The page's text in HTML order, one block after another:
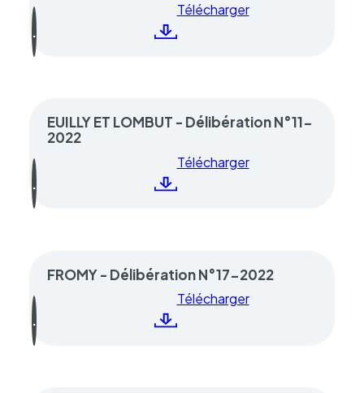
Télécharger
EUILLY ET LOMBUT - Délibération N°11-
2022
Télécharger
FROMY - Délibération N°17-2022
Télécharger